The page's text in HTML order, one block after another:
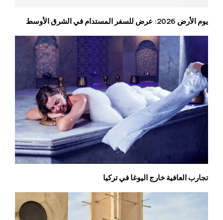
يوم الأرض 2026: عرض للسفر المستدام في الشرق الأوسط
تجارب العافية خارج اليوغا في تركيا